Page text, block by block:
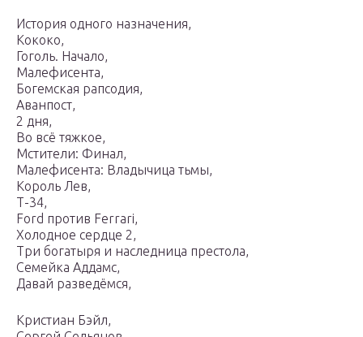
История одного назначения,
Кококо,
Гоголь. Начало,
Малефисента,
Богемская рапсодия,
Аванпост,
2 дня,
Во всё тяжкое,
Мстители: Финал,
Малефисента: Владычица тьмы,
Король Лев,
Т-34,
Ford против Ferrari,
Холодное сердце 2,
Три богатыря и наследница престола,
Семейка Аддамс,
Давай разведёмся,
Кристиан Бэйл,